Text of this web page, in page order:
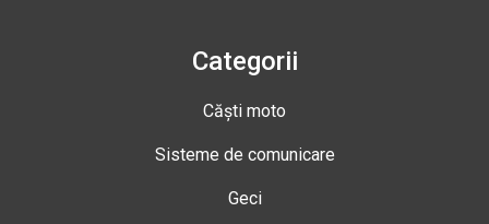
Categorii
Căști moto
Sisteme de comunicare
Geci